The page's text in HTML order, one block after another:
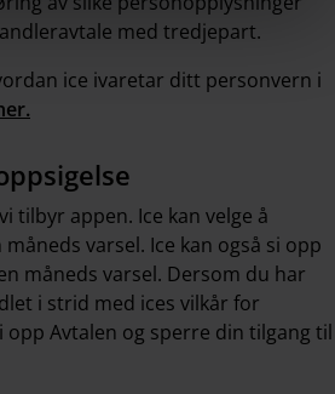
med tredjepart.
ice ivaretar ditt personvern i
tilbyr appen. Ice kan velge å
varsel. Ice kan også si opp
måneds varsel. Dersom du har
i strid med ices vilkår for
opp Avtalen og sperre din tilgang til